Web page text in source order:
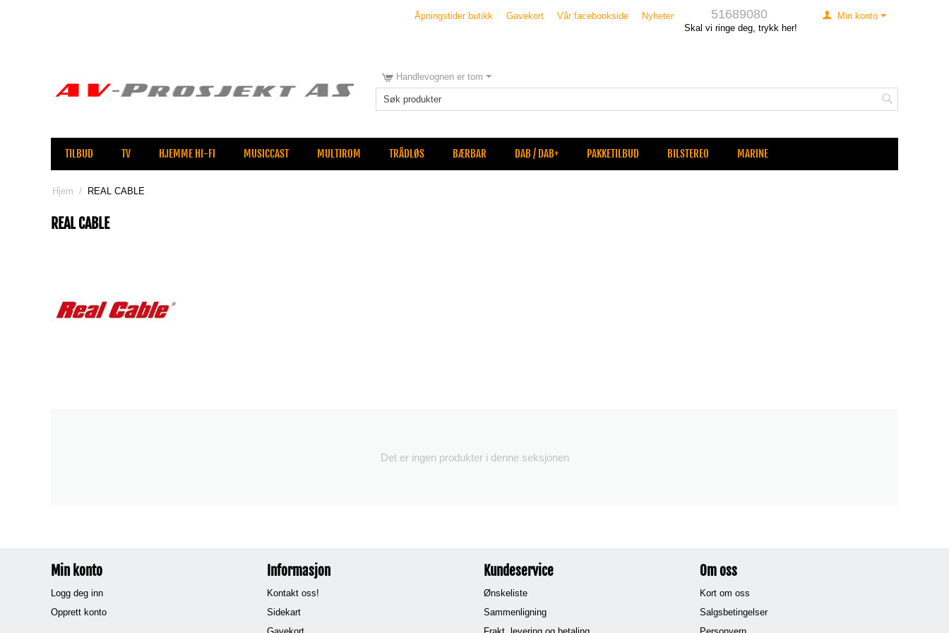
Min konto
51689080
Skal vi ringe deg, trykk her!
Åpningstider butikk Gavekort Vår facebookside Nyheter
Handlevognen er tom
TILBUD TV HJEMME HI-FI MUSICCAST MULTIROM TRÅDLØS BÆRBAR DAB / DAB+ PAKKETILBUD BILSTEREO MARINE
Hjem / REAL CABLE
REAL CABLE
Det er ingen produkter i denne seksjonen
Min konto
Logg deg inn
Opprett konto
Informasjon
Kontakt oss!
Sidekart
Kundeservice
Ønskeliste
Sammenligning
Om oss
Kort om oss
Salgsbetingelser